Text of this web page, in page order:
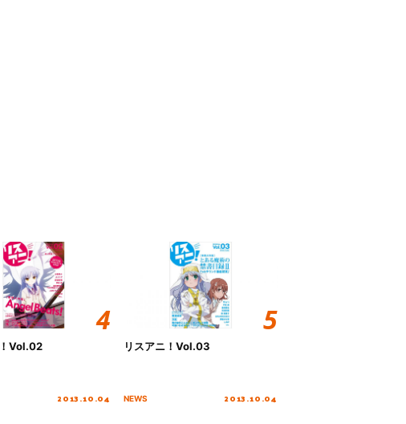
Vol.02
2013.10.04
リスアニ！Vol.03
NEWS 2013.10.04